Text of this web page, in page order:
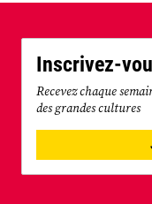
Inscrivez-
Recevez chaque
des grandes cultures